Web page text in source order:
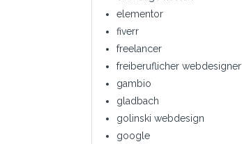
elementor
fiverr
freelancer
freiberuflicher webdesigner
gambio
gladbach
golinski webdesign
google